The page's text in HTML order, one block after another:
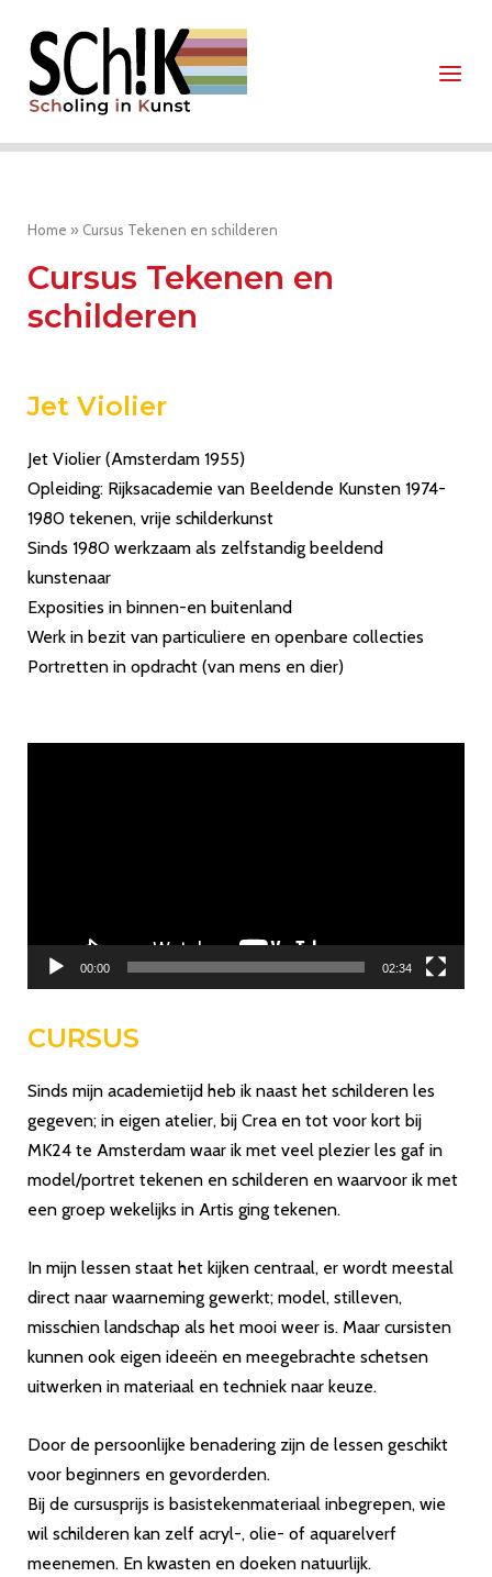
naar
inhoud
Home
Menu
Home » Cursus Tekenen en schilderen
Cursus Tekenen en
schilderen
Jet Violier
​Jet Violier (Amsterdam 1955)
Opleiding: Rijksacademie van Beeldende Kunsten 1974-
1980 tekenen, vrije schilderkunst
Sinds 1980 werkzaam als zelfstandig beeldend
kunstenaar
Exposities in binnen-en buitenland
Werk in bezit van particuliere en openbare collecties
Portretten in opdracht (van mens en dier)
00:00 02:34
CURSUS
Sinds mijn academietijd heb ik naast het schilderen les
gegeven; in eigen atelier, bij Crea en tot voor kort bij
MK24 te Amsterdam waar ik met veel plezier les gaf in
model/portret tekenen en schilderen en waarvoor ik met
een groep wekelijks in Artis ging tekenen.
In mijn lessen staat het kijken centraal, er wordt meestal
direct naar waarneming gewerkt; model, stilleven,
misschien landschap als het mooi weer is. Maar cursisten
kunnen ook eigen ideeën en meegebrachte schetsen
uitwerken in materiaal en techniek naar keuze.
Door de persoonlijke benadering zijn de lessen geschikt
voor beginners en gevorderden.
Bij de cursusprijs is basistekenmateriaal inbegrepen, wie
wil schilderen kan zelf acryl-, olie- of aquarelverf
meenemen. En kwasten en doeken natuurlijk.